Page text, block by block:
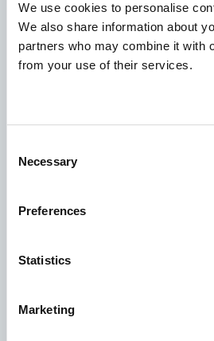
We use cookies to personalise
We also share information about
partners who may combine it with
from your use of their services.
Selection
Necessary
Preferences
Statistics
Marketing
Gatunki
Aby mieć pewność, że Twoje